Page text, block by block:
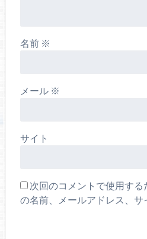
名前 ※
メール ※
サイト
次回のコメントで使用す
の名前、メールアドレス、サ